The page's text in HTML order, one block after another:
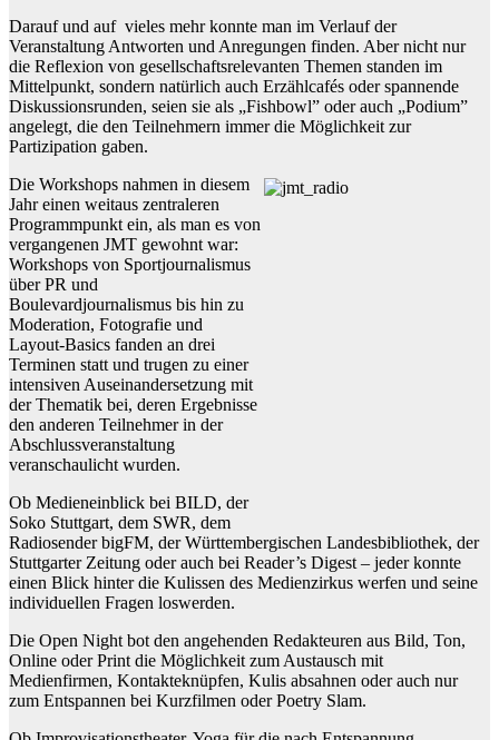
Darauf und auf vieles mehr konnte man im Verlauf der
Veranstaltung Antworten und Anregungen finden. Aber nicht nur
die Reflexion von gesellschaftsrelevanten Themen standen im
Mittelpunkt, sondern natürlich auch Erzählcafés oder spannende
Diskussionsrunden, seien sie als „Fishbowl” oder auch „Podium”
angelegt, die den Teilnehmern immer die Möglichkeit zur
Partizipation gaben.
Die Workshops nahmen in diesem
Jahr einen weitaus zentraleren
Programmpunkt ein, als man es von
vergangenen JMT gewohnt war:
Workshops von Sportjournalismus
über PR und
Boulevardjournalismus bis hin zu
Moderation, Fotografie und
Layout-Basics fanden an drei
Terminen statt und trugen zu einer
intensiven Auseinandersetzung mit
der Thematik bei, deren Ergebnisse
den anderen Teilnehmer in der
Abschlussveranstaltung
veranschaulicht wurden.
Ob Medieneinblick bei BILD, der
Soko Stuttgart, dem SWR, dem
Radiosender bigFM, der Württembergischen Landesbibliothek, der
Stuttgarter Zeitung oder auch bei Reader’s Digest – jeder konnte
einen Blick hinter die Kulissen des Medienzirkus werfen und seine
individuellen Fragen loswerden.
Die Open Night bot den angehenden Redakteuren aus Bild, Ton,
Online oder Print die Möglichkeit zum Austausch mit
Medienfirmen, Kontakteknüpfen, Kulis absahnen oder auch nur
zum Entspannen bei Kurzfilmen oder Poetry Slam.